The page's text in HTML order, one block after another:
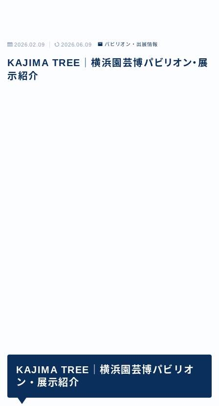
2026.02.09 2026.06.09 パビリオン・出展情報
KAJIMA TREE｜横浜園芸博パビリオン・展
示紹介
KAJIMA TREE｜横浜園芸博パビリオ
ン・展示紹介